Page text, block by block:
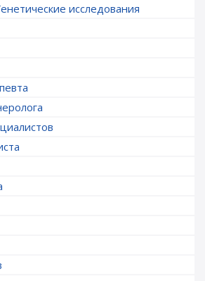
исследования